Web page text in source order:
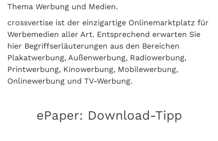
Thema Werbung und Medien.
crossvertise ist der einzigartige Onlinemarktplatz für
Werbemedien aller Art. Entsprechend erwarten Sie
hier Begriffserläuterungen aus den Bereichen
Plakatwerbung, Außenwerbung, Radiowerbung,
Printwerbung, Kinowerbung, Mobilewerbung,
Onlinewerbung und TV-Werbung.
ePaper: Download-Tipp